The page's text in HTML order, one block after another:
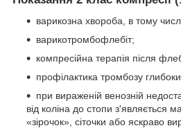
варикозна хвороба, в тому
варикотромбофлебіт;
компресійна терапія після
профілактика тромбозу
при вираженій венозній
від коліна до стопи з'являється
«зірочок», сіточки або яскраво